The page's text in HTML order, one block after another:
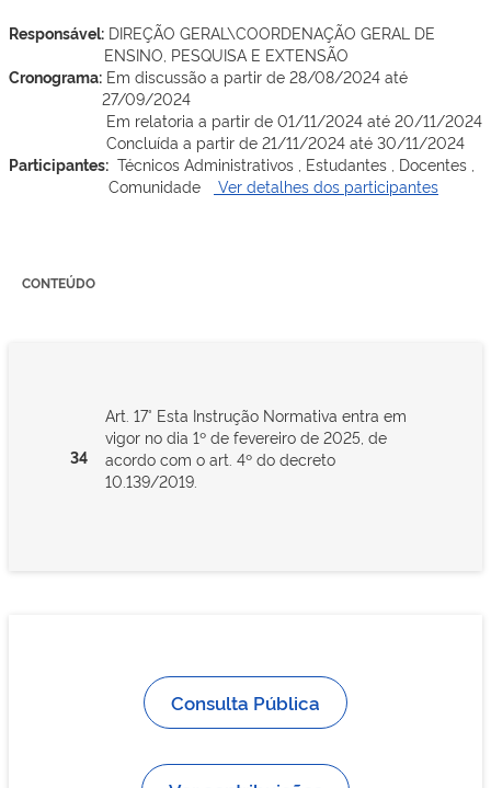
Responsável: DIREÇÃO GERAL\COORDENAÇÃO GERAL DE
ENSINO, PESQUISA E EXTENSÃO
Cronograma: Em discussão a partir de 28/08/2024 até
27/09/2024
Em relatoria a partir de 01/11/2024 até 20/11/2024
Concluída a partir de 21/11/2024 até 30/11/2024
Participantes: Técnicos Administrativos , Estudantes , Docentes ,
Comunidade
Ver detalhes dos participantes
CONTEÚDO
34
Art. 17° Esta Instrução Normativa entra em
vigor no dia 1º de fevereiro de 2025, de
acordo com o art. 4º do decreto
10.139/2019.
Consulta Pública